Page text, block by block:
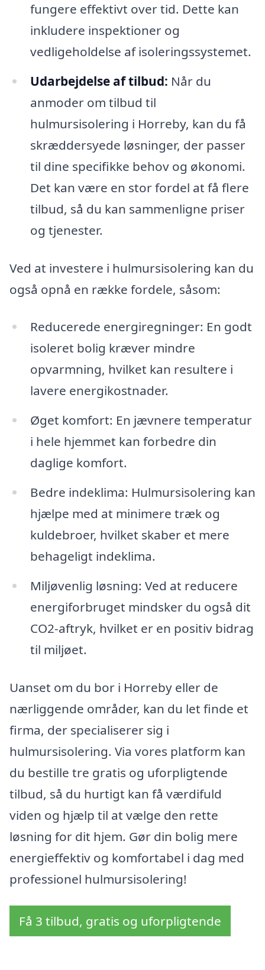
fungere effektivt over tid. Dette kan
inkludere inspektioner og
vedligeholdelse af isoleringssystemet.
Udarbejdelse af tilbud: Når du
anmoder om tilbud til
hulmursisolering i Horreby, kan du få
skræddersyede løsninger, der passer
til dine specifikke behov og økonomi.
Det kan være en stor fordel at få flere
tilbud, så du kan sammenligne priser
og tjenester.
Ved at investere i hulmursisolering kan du
også opnå en række fordele, såsom:
Reducerede energiregninger: En godt
isoleret bolig kræver mindre
opvarmning, hvilket kan resultere i
lavere energikostnader.
Øget komfort: En jævnere temperatur
i hele hjemmet kan forbedre din
daglige komfort.
Bedre indeklima: Hulmursisolering kan
hjælpe med at minimere træk og
kuldebroer, hvilket skaber et mere
behageligt indeklima.
Miljøvenlig løsning: Ved at reducere
energiforbruget mindsker du også dit
CO2-aftryk, hvilket er en positiv bidrag
til miljøet.
Uanset om du bor i Horreby eller de
nærliggende områder, kan du let finde et
firma, der specialiserer sig i
hulmursisolering. Via vores platform kan
du bestille tre gratis og uforpligtende
tilbud, så du hurtigt kan få værdifuld
viden og hjælp til at vælge den rette
løsning for dit hjem. Gør din bolig mere
energieffektiv og komfortabel i dag med
professionel hulmursisolering!
Få 3 tilbud, gratis og uforpligtende